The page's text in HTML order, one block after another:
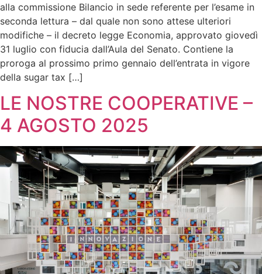
alla commissione Bilancio in sede referente per l’esame in
seconda lettura – dal quale non sono attese ulteriori
modifiche – il decreto legge Economia, approvato giovedì
31 luglio con fiducia dall’Aula del Senato. Contiene la
proroga al prossimo primo gennaio dell’entrata in vigore
della sugar tax […]
LE NOSTRE COOPERATIVE –
4 AGOSTO 2025